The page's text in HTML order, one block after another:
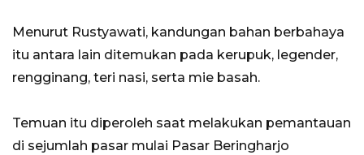
Menurut Rustyawati, kandungan bahan berbahaya
itu antara lain ditemukan pada kerupuk, legender,
rengginang, teri nasi, serta mie basah.
Temuan itu diperoleh saat melakukan pemantauan
di sejumlah pasar mulai Pasar Beringharjo